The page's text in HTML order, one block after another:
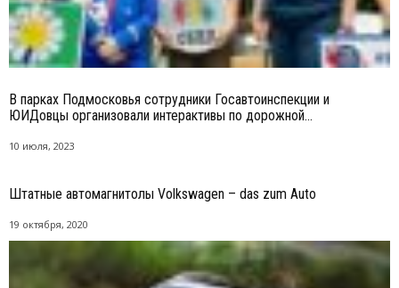
В парках Подмосковья сотрудники Госавтоинспекции и
ЮИДовцы организовали интерактивы по дорожной...
10 июля, 2023
Штатные автомагнитолы Volkswagen – das zum Auto
19 октября, 2020